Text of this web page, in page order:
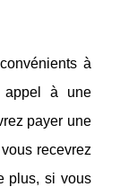
à
appel à une
payer une
recevrez
plus, si vous